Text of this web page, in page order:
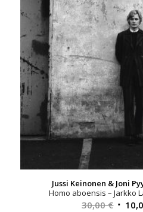
Jussi Keinonen & Joni
Homo aboensis – Jarkko
30,00€